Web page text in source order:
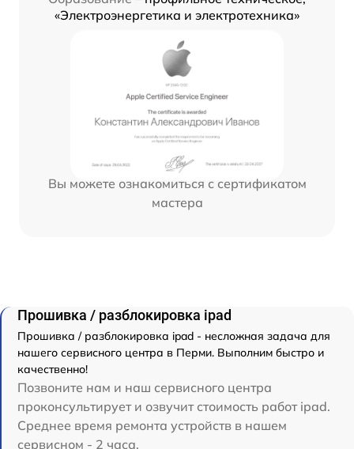
«Электроэнергетика и электротехника»
Вы можете ознакомиться с сертификатом
мастера
Прошивка / разблокировка ipad
Прошивка / разблокировка ipad - несложная задача для
нашего сервисного центра в Перми. Выполним быстро и
качественно!
Позвоните нам и наш сервисного центра
проконсультирует и озвучит стоимость работ ipad.
Среднее время ремонта устройств в нашем
сервисном - 2 часа.